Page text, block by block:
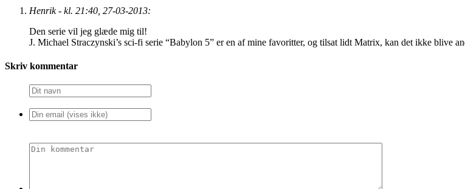
Henrik - kl. 21:40, 27-03-2013:
Den serie vil jeg glæde mig til!
J. Michael Straczynski’s sci-fi serie “Babylon 5” er en af mine favoritter, og tilsat lidt Matrix, kan det ikke blive
Skriv kommentar